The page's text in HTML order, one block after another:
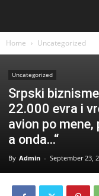
Home Uncategorized
Uncategorized
Srpski
22.000 evra i
avion po
a onda…“
By Admin - September 23,